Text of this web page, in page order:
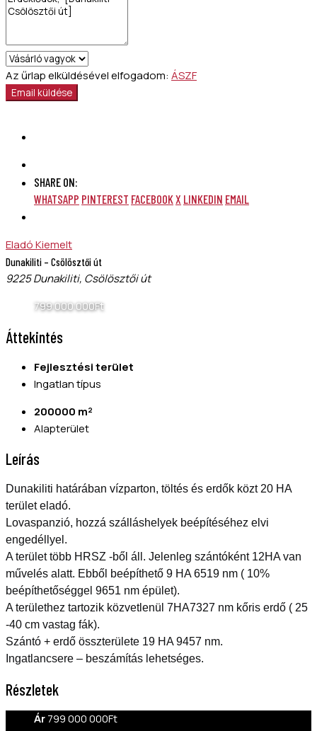
Az űrlap elküldésével elfogadom: ÁSZF
Email küldése
SHARE ON:
WHATSAPP PINTEREST FACEBOOKX LINKEDIN EMAIL
EladóKiemelt
Dunakiliti – Csölösztői út
9225 Dunakiliti, Csölösztői út
799 000 000Ft
Áttekintés
Fejlesztési terület
Ingatlan típus
200000 m²
Alapterület
Leírás
Dunakiliti határában vízparton, töltés és erdők közt 20 HA
terület eladó.
Lovaspanzió, hozzá szálláshelyek beépítéséhez elvi
engedéllyel.
A terület több HRSZ -ből áll. Jelenleg szántóként 12HA van
művelés alatt. Ebből beépíthető 9 HA 6519 nm ( 10%
beépíthetőséggel 9651 nm épület).
A területhez tartozik közvetlenül 7HA7327 nm kőris erdő ( 25
-40 cm vastag fák).
Szántó + erdő összterülete 19 HA 9457 nm.
Ingatlancsere – beszámítás lehetséges.
Részletek
Ár799 000 000Ft